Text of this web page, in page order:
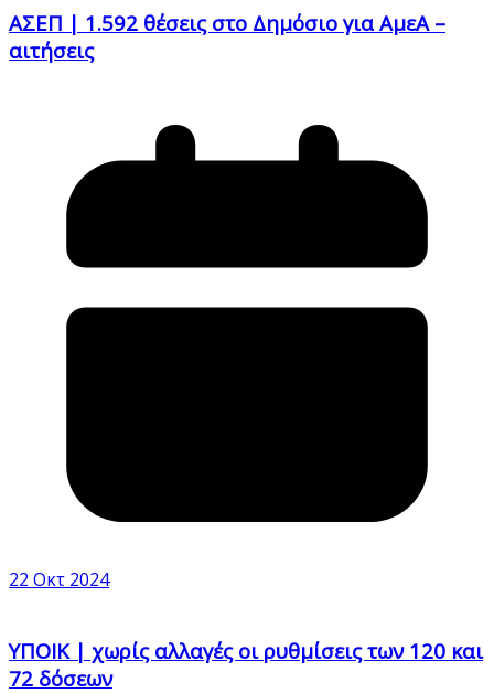
ΑΣΕΠ | 1.592 θέσεις στο Δημόσιο για ΑμεΑ –
αιτήσεις
22 Οκτ 2024
ΥΠΟΙΚ | χωρίς αλλαγές οι ρυθμίσεις των 120 και
72 δόσεων